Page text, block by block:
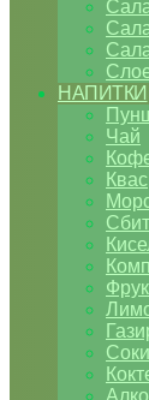
НАПИТКИ
Чай
Квас
Соки